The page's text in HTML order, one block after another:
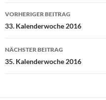
Beitragsnavigation
VORHERIGER BEITRAG
33. Kalenderwoche 2016
NÄCHSTER BEITRAG
35. Kalenderwoche 2016